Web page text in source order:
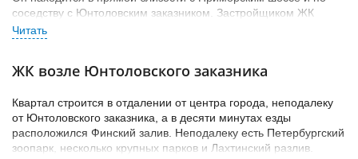
соседству с Юнтоловским заказником. Застройщиком ЖК
«Юнтолово» выступает «Главстрой-СПб» — крупнейшая
строительная компания.
Площадь комплекса составляет 437 гектаров, на которой
Строительство проходит в 6 очередей.
Жилой комплекс состоит из домов высотой 5-24 этажей.
Застройщик в ЖК «Юнтолово» предусмотрел создание
развитой внутренней инфраструктуры, введение в
ЖК возле Юнтоловского заказника
Квартал строится в отдалении от центра города, неподалеку
от Юнтоловского заказника, а в десяти минутах езды
расположился Финский залив. Неподалеку есть Петербургский
зоопарк, несколько крупных парков и Лахтинский разлив.